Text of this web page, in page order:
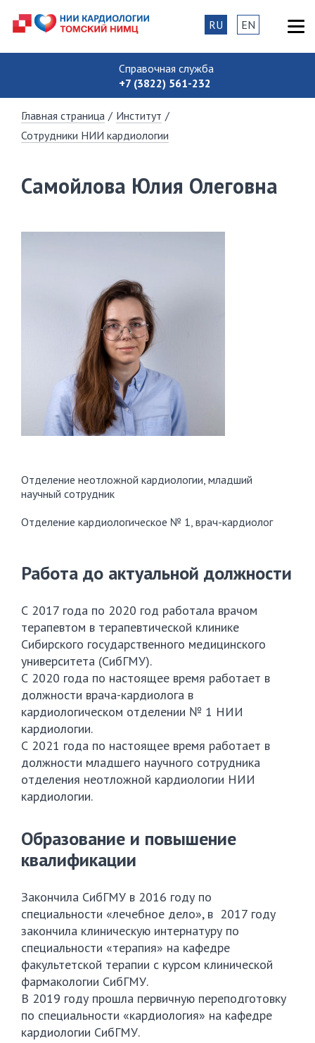
Справочная служба
+7 (3822) 561-232
RU EN
Главная страница / Институт /
Сотрудники НИИ кардиологии
Самойлова Юлия Олеговна
Отделение неотложной кардиологии, младший
научный сотрудник
Отделение кардиологическое № 1, врач-кардиолог
Работа до актуальной должности
С 2017 года по 2020 год работала врачом
терапевтом в терапевтической клинике
Сибирского государственного медицинского
университета (СибГМУ).
С 2020 года по настоящее время работает в
должности врача-кардиолога в
кардиологическом отделении № 1 НИИ
кардиологии.
С 2021 года по настоящее время работает в
должности младшего научного сотрудника
отделения неотложной кардиологии НИИ
кардиологии.
Образование и повышение
квалификации
Закончила СибГМУ в 2016 году по
специальности «лечебное дело», в 2017 году
закончила клиническую интернатуру по
специальности «терапия» на кафедре
факультетской терапии с курсом клинической
фармакологии СибГМУ.
В 2019 году прошла первичную переподготовку
по специальности «кардиология» на кафедре
кардиологии СибГМУ.